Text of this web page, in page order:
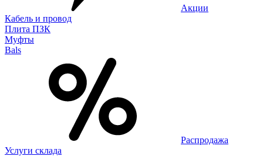
Акции
Кабель и провод
Плита ПЗК
Муфты
Bals
Распродажа
Услуги склада